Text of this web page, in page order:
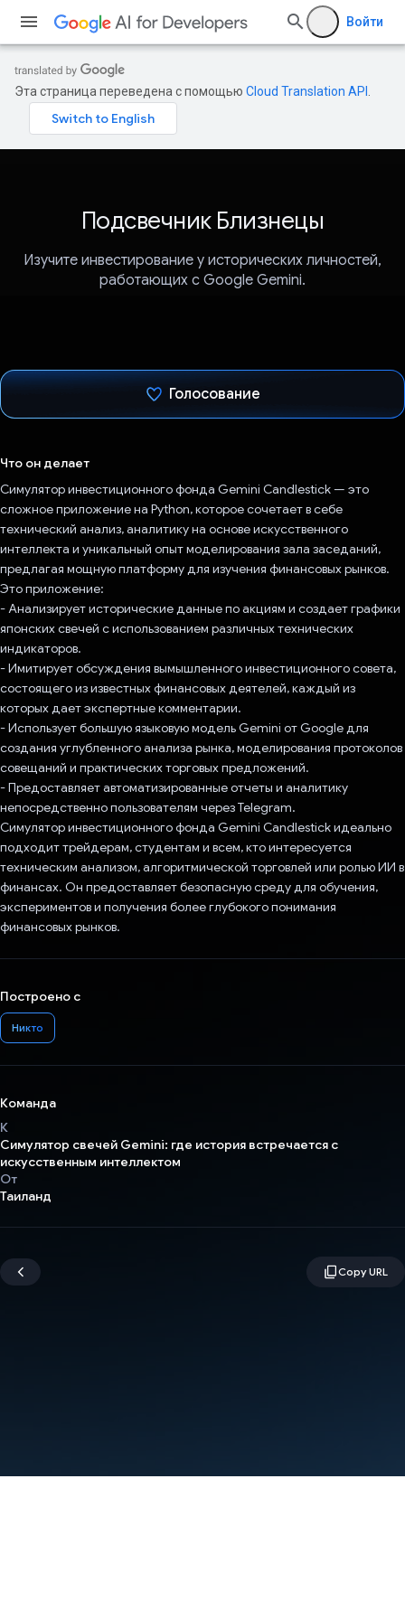
Войти
Эта страница переведена с помощью Cloud Translation API
Подсвечник Близнецы
Изучите инвестирование у исторических личностей,
работающих с Google Gemini.
Голосование
Что он делает
Симулятор инвестиционного фонда Gemini Candlestick — это
сложное приложение на Python, которое сочетает в себе
технический анализ, аналитику на основе искусственного
интеллекта и уникальный опыт моделирования зала заседаний,
предлагая мощную платформу для изучения финансовых рынков.
Это приложение:
- Анализирует исторические данные по акциям и создает графики
японских свечей с использованием различных технических
индикаторов.
- Имитирует обсуждения вымышленного инвестиционного совета,
состоящего из известных финансовых деятелей, каждый из
которых дает экспертные комментарии.
- Использует большую языковую модель Gemini от Google для
создания углубленного анализа рынка, моделирования протоколов
совещаний и практических торговых предложений.
- Предоставляет автоматизированные отчеты и аналитику
непосредственно пользователям через Telegram.
Симулятор инвестиционного фонда Gemini Candlestick идеально
подходит трейдерам, студентам и всем, кто интересуется
техническим анализом, алгоритмической торговлей или ролью ИИ в
финансах. Он предоставляет безопасную среду для обучения,
экспериментов и получения более глубокого понимания
финансовых рынков.
Построено с
Никто
Команда
К
Симулятор свечей Gemini: где история встречается с
искусственным интеллектом
От
Таиланд